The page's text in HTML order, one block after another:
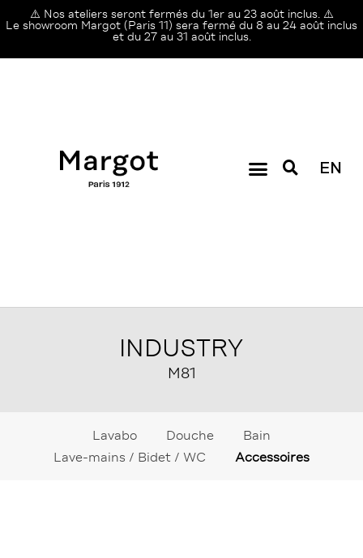
⚠️ Nos ateliers seront fermés du 1er au 23 août inclus. ⚠️
Le showroom Margot (Paris 11) sera fermé du 8 au 24 août inclus
et du 27 au 31 août inclus.
EN
INDUSTRY
M81
Lavabo Douche
Bain
Lave-mains / Bidet / WC
Accessoires